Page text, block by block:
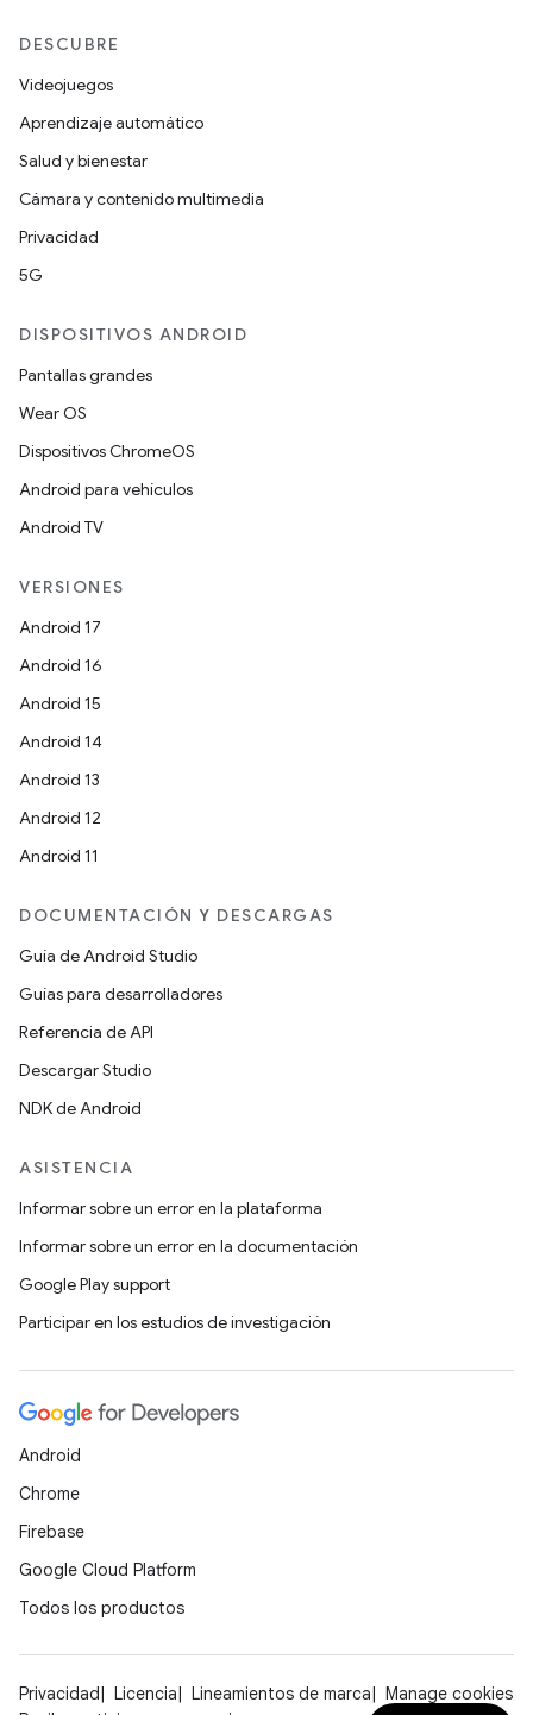
DESCUBRE
Videojuegos
Aprendizaje automático
Salud y bienestar
Cámara y contenido multimedia
Privacidad
5G
DISPOSITIVOS ANDROID
Pantallas grandes
Wear OS
Dispositivos ChromeOS
Android para vehículos
Android TV
VERSIONES
Android 17
Android 16
Android 15
Android 14
Android 13
Android 12
Android 11
DOCUMENTACIÓN Y DESCARGAS
Guía de Android Studio
Guías para desarrolladores
Referencia de API
Descargar Studio
NDK de Android
ASISTENCIA
Informar sobre un error en la plataforma
Informar sobre un error en la documentación
Google Play support
Participar en los estudios de investigación
Android
Chrome
Firebase
Google Cloud Platform
Todos los productos
Privacidad Licencia Lineamientos de marca
Manage cookies